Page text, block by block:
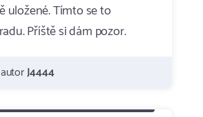
uložené. Tímto se to
Příště si dám pozor.
autorJ4444